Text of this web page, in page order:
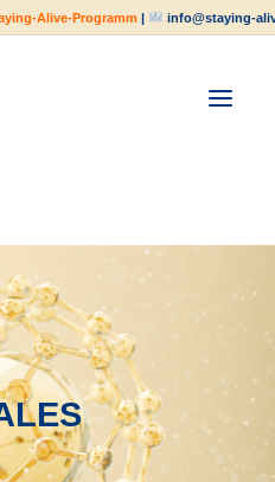
Alive-Programm | info@staying-